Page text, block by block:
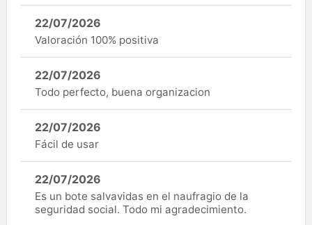
22/07/2026
Valoración 100% positiva
22/07/2026
Todo perfecto, buena organizacion
22/07/2026
Fácil de usar
22/07/2026
Es un bote salvavidas en el naufragio de la
seguridad social. Todo mi agradecimiento.